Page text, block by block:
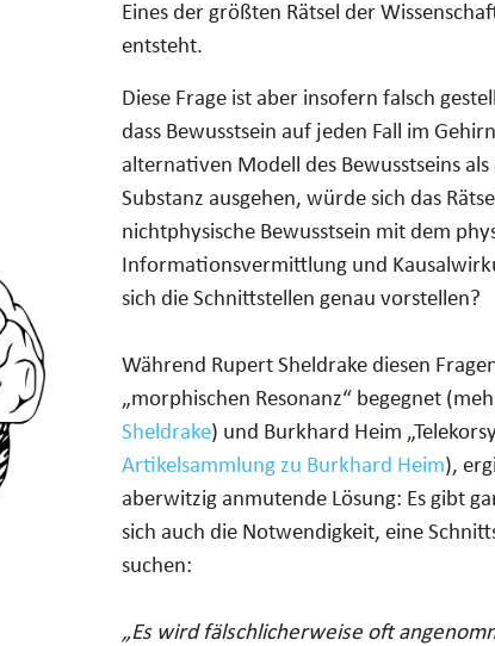
Eines der größten Rätsel der
entsteht.
Diese Frage ist aber insofern falsch
dass Bewusstsein auf jeden Fall im
alternativen Modell des Bewusstseins
Substanz ausgehen, würde sich das
nichtphysische Bewusstsein mit dem
Informationsvermittlung und
sich die Schnittstellen genau vorstellen?
Während Rupert Sheldrake diesen
„morphischen Resonanz“ begegnet
Sheldrake) und Burkhard Heim
Artikelsammlung zu Burkhard Heim),
aberwitzig anmutende Lösung: Es gibt
sich auch die Notwendigkeit, eine
suchen:
„Es wird fälschlicherweise oft